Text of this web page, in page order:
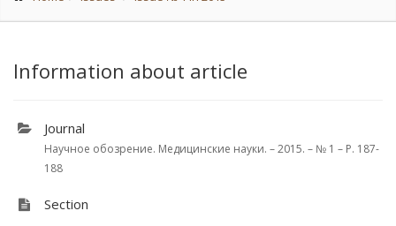
Information about article
Journal
Научное обозрение. Медицинские науки. – 2015. – № 1 – P. 187-
188
Section